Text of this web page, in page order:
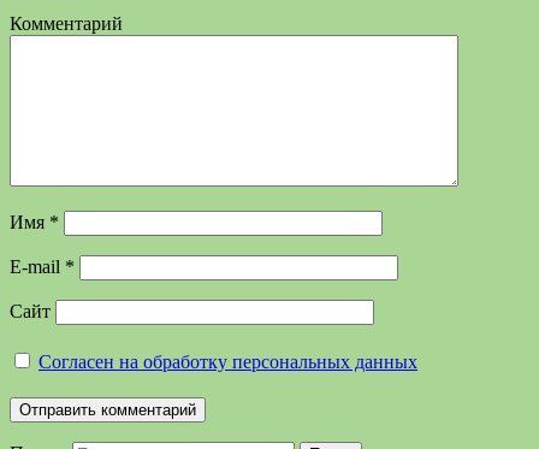
Комментарий
Имя *
E-mail *
Сайт
Согласен на обработку персональных данных